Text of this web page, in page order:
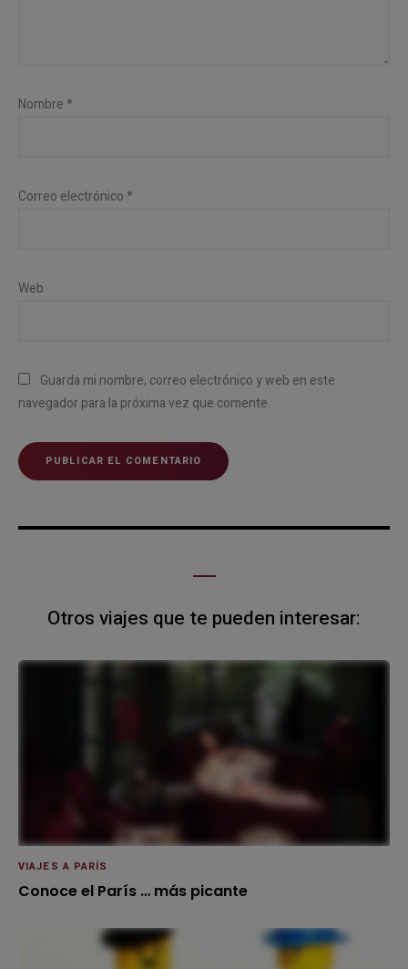
Nombre*
Correo electrónico*
Web
Guarda mi nombre, correo electrónico y web en este
navegador para la próxima vez que comente.
Otros viajes que te pueden interesar:
VIAJES A PARÍS
Conoce el París … más picante